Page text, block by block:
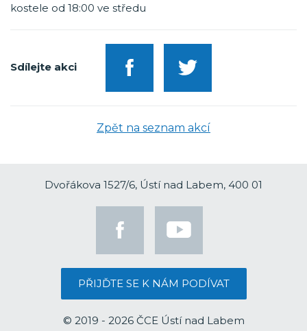
kostele od 18:00 ve středu
Sdílejte akci
Zpět na seznam akcí
Dvořákova 1527/6, Ústí nad Labem, 400 01
PŘIJĎTE SE K NÁM PODÍVAT
© 2019 - 2026 ČCE Ústí nad Labem